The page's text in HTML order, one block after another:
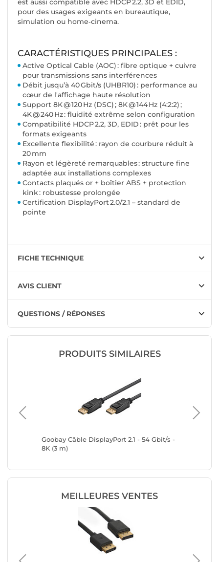
est aussi compatible avec HDCP 2.2, 3D et EDID,
pour des usages exigeants en bureautique,
simulation ou home‑cinema.
CARACTÉRISTIQUES PRINCIPALES :
Active Optical Cable (AOC) : fibre optique + cuivre
pour transmissions sans interférences
Débit jusqu’à 40 Gbit/s (UHBR10) : performance au
cœur de l'affichage haute résolution
Support 8K @ 120 Hz (DSC) ; 8K @ 144 Hz (4:2:2) ;
4K @ 240 Hz : fluidité extrême selon configuration
Compatibilité HDCP 2.2, 3D, EDID : prêt pour les
formats exigeants
Excellente flexibilité : rayon de courbure réduit à
20 mm
Rayon et légèreté remarquables : structure fine
adaptée aux installations complexes
Contacts plaqués or + boîtier ABS + protection
kink : robustesse prolongée
Certification DisplayPort 2.0/2.1 – standard de
pointe
FICHE TECHNIQUE
AVIS CLIENT
QUESTIONS / RÉPONSES
PRODUITS SIMILAIRES
Goobay Câble DisplayPort 2.1 - 54 Gbit/s -
8K (3 m)
MEILLEURES VENTES